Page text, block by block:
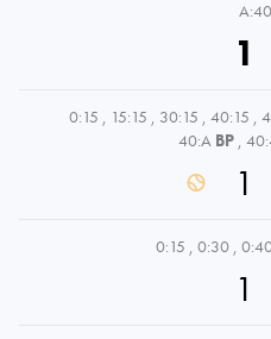
A:40
1
0:15 , 15:15 , 30:15 , 40:15 ,
40:A BP ,
1
0:15 , 0:30 ,
1